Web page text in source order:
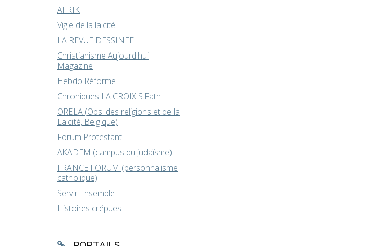
AFRIK
Vigie de la laïcité
LA REVUE DESSINEE
Christianisme Aujourd'hui
Magazine
Hebdo Réforme
Chroniques LA CROIX S.Fath
ORELA (Obs. des religions et de la
Laïcité, Belgique)
Forum Protestant
AKADEM (campus du judaïsme)
FRANCE FORUM (personnalisme
catholique)
Servir Ensemble
Histoires crépues